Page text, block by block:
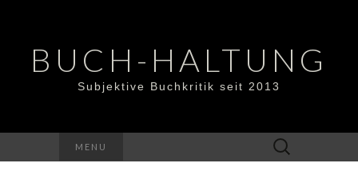
BUCH-HALTUNG
Subjektive Buchkritik seit 2013
MENU
Suchen
nach: